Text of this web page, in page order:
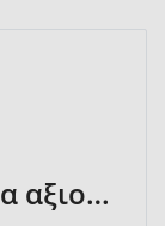
Γίνετε ο πρώτος που θα αξιολογήσει